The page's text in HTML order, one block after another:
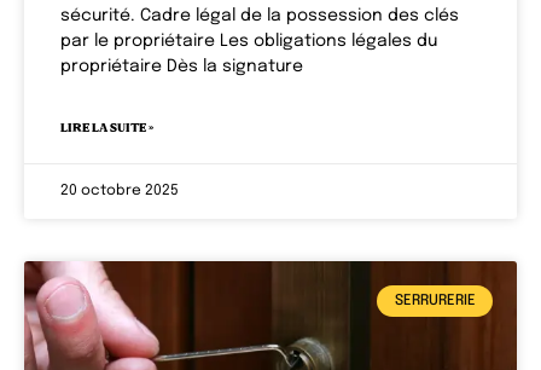
sécurité. Cadre légal de la possession des clés
par le propriétaire Les obligations légales du
propriétaire Dès la signature
LIRE LA SUITE »
20 octobre 2025
SERRURERIE